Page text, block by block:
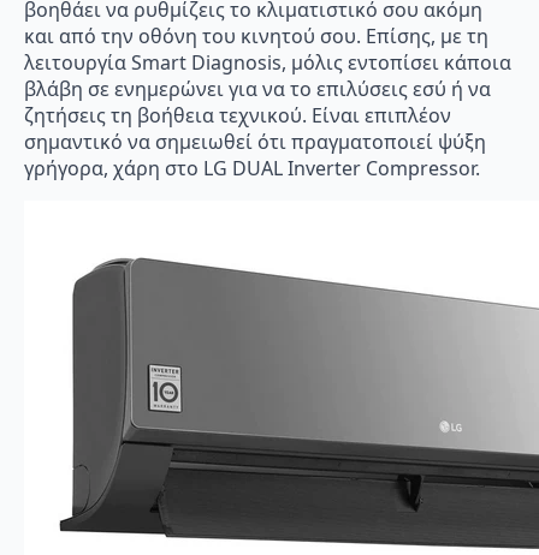
βοηθάει να ρυθμίζεις το κλιματιστικό σου ακόμη
και από την οθόνη του κινητού σου. Επίσης, με τη
λειτουργία Smart Diagnosis, μόλις εντοπίσει κάποια
βλάβη σε ενημερώνει για να το επιλύσεις εσύ ή να
ζητήσεις τη βοήθεια τεχνικού. Είναι επιπλέον
σημαντικό να σημειωθεί ότι πραγματοποιεί ψύξη
γρήγορα, χάρη στο LG DUAL Inverter Compressor.